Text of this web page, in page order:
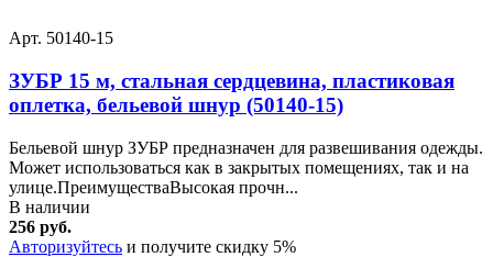
Арт. 50140-15
ЗУБР 15 м, стальная сердцевина, пластиковая
оплетка, бельевой шнур (50140-15)
Бельевой шнур ЗУБР предназначен для развешивания одежды.
Может использоваться как в закрытых помещениях, так и на
улице.ПреимуществаВысокая прочн...
В наличии
256 руб.
Авторизуйтесь и получите скидку 5%